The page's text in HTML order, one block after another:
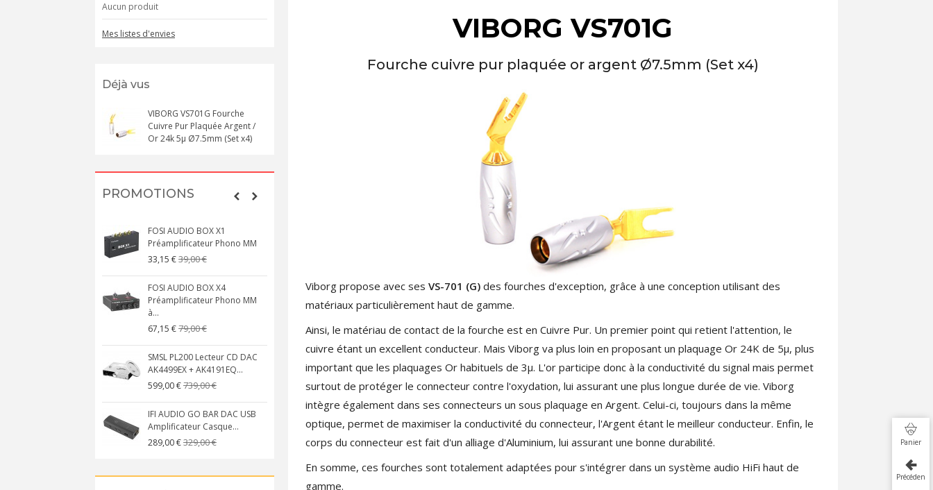
Aucun produit
Mes listes d'envies
Déjà vus
VIBORG VS701G Fourche
Cuivre Pur Plaquée Argent /
Or 24k 5μ Ø7.5mm (Set x4)
PROMOTIONS
FOSI AUDIO BOX X1
Préamplificateur Phono MM
33,15 €39,00 €
FOSI AUDIO BOX X4
Préamplificateur Phono MM
à...
67,15 €79,00 €
SMSL PL200 Lecteur CD DAC
AK4499EX + AK4191EQ...
599,00 €739,00 €
IFI AUDIO GO BAR DAC USB
Amplificateur Casque...
289,00 €329,00 €
[GRADE B] DAYTON AUDIO
MKSX4 Enceinte Subwoofer...
179,90 €
AUDIOPHONICS DA-S250NC
579,00 €649,00 €
FOSI AUDIO CA30
Amplificateur 4 Voies pour...
135,99 €159,99 €
VIBORG VS701G
Fourche cuivre pur plaquée or argent Ø7.5mm (Set x4)
Viborg propose avec sesVS-701 (G) des fourches d'exception, grâce à une conception utilisant des
matériaux particulièrement haut de gamme.
Ainsi, le matériau de contact de la fourche est en Cuivre Pur. Un premier point qui retient l'attention, le
cuivre étant un excellent conducteur. Mais Viborg va plus loin en proposant un plaquage Or 24K de 5µ, plus
important que les plaquages Or habituels de 3µ. L'or participe donc à la conductivité du signal mais permet
surtout de protéger le connecteur contre l'oxydation, lui assurant une plus longue durée de vie. Viborg
intègre également dans ses connecteurs un sous plaquage en Argent. Celui-ci, toujours dans la même
optique, permet de maximiser la conductivité du connecteur, l'Argent étant le meilleur conducteur. Enfin, le
corps du connecteur est fait d'un alliage d'Aluminium, lui assurant une bonne durabilité.
En somme, ces fourches sont totalement adaptées pour s'intégrer dans un système audio HiFi haut de
gamme.
Panier
Précédent